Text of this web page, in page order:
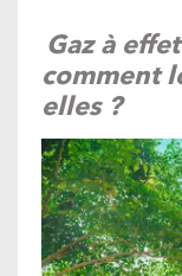
Gaz à
comment
elles ?